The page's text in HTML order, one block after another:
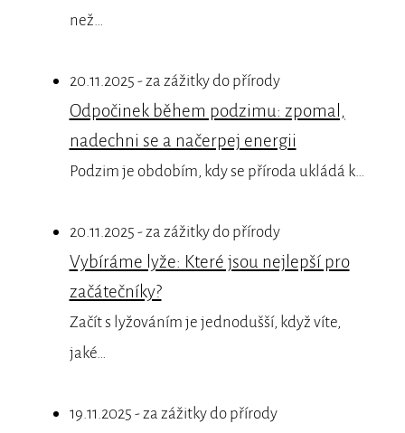
než…
20.11.2025 - za zážitky do přírody
Odpočinek během podzimu: zpomal,
nadechni se a načerpej energii
Podzim je obdobím, kdy se příroda ukládá k…
20.11.2025 - za zážitky do přírody
Vybíráme lyže: Které jsou nejlepší pro
začátečníky?
Začít s lyžováním je jednodušší, když víte,
jaké…
19.11.2025 - za zážitky do přírody